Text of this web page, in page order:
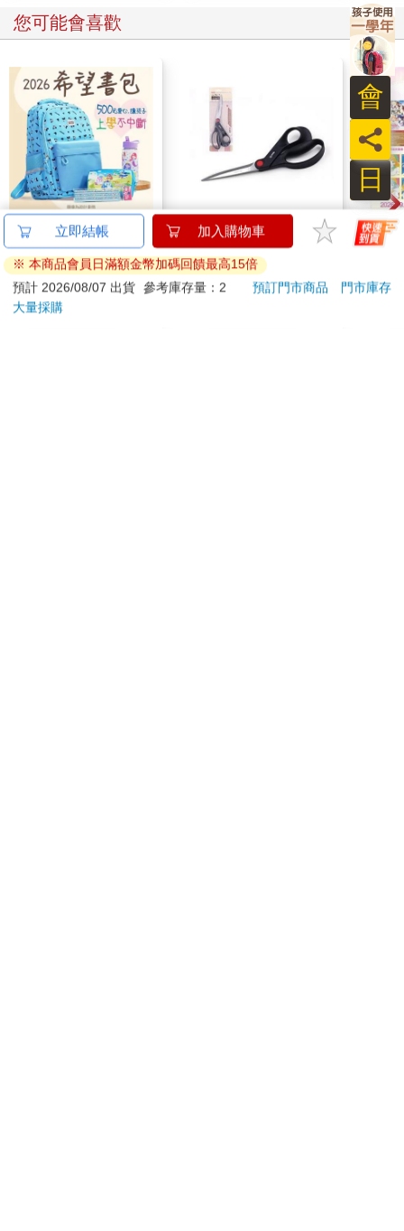
您可能會喜歡
2026第12屆希望書包
組／文具組
51 折 特價 500 元
加入購物車
【NCC】防布逃剪刀
24cm
特價 249 元
劇場
之
日
員
會